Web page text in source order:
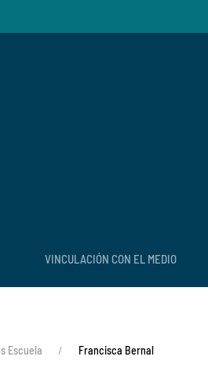
VINCULACIÓN CON EL MEDIO
Escuela Francisca Bernal